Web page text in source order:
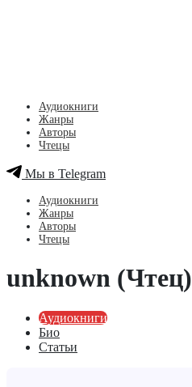
Аудиокниги
Жанры
Авторы
Чтецы
Мы в Telegram
Аудиокниги
Жанры
Авторы
Чтецы
unknown (Чтец)
Аудиокниги
Био
Статьи